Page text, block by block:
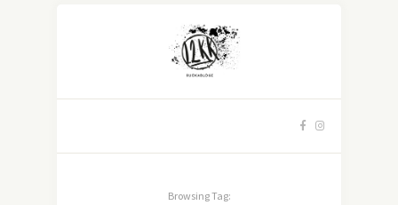
Browsing Tag: